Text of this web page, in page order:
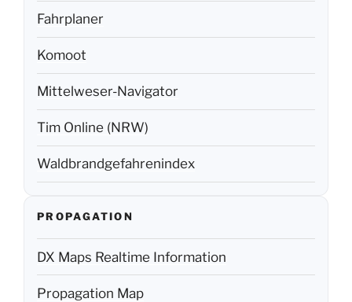
Fahrplaner
Komoot
Mittelweser-Navigator
Tim Online (NRW)
Waldbrandgefahrenindex
PROPAGATION
DX Maps Realtime Information
Propagation Map